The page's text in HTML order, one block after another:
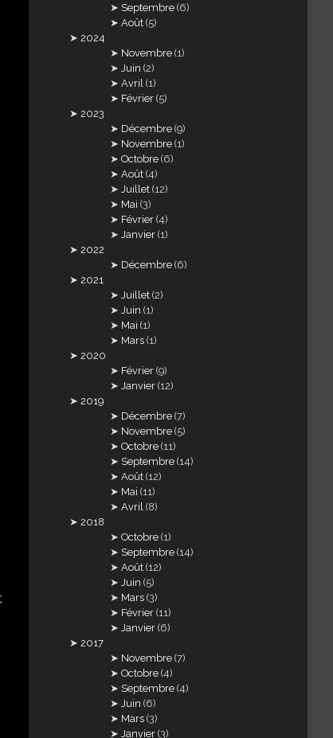
Septembre (6)
Août (5)
2024
Novembre (1)
Juin (2)
Avril (1)
Février (5)
2023
Décembre (9)
Novembre (1)
Octobre (6)
Août (4)
Juillet (12)
Mai (3)
Février (4)
Janvier (1)
2022
Décembre (6)
2021
Juillet (2)
Juin (1)
Mai (1)
Mars (1)
2020
Février (9)
Janvier (12)
2019
Décembre (7)
Novembre (5)
Octobre (11)
Septembre (14)
Août (12)
Mai (11)
Avril (8)
2018
Octobre (1)
Septembre (14)
Août (12)
Juin (5)
Mars (3)
Février (11)
Janvier (6)
2017
Novembre (7)
Octobre (4)
Septembre (4)
Juin (6)
Mars (3)
Janvier (3)